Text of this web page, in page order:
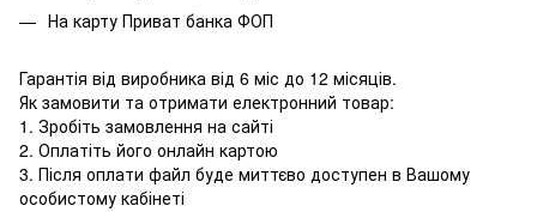
На карту Приват банка ФОП
Гарантія від виробника від 6 міс до 12 місяців.
Як замовити та отримати електронний товар:
1. Зробіть замовлення на сайті
2. Оплатіть його онлайн картою
3. Після оплати файл буде миттєво доступен в Вашому
особистому кабінеті